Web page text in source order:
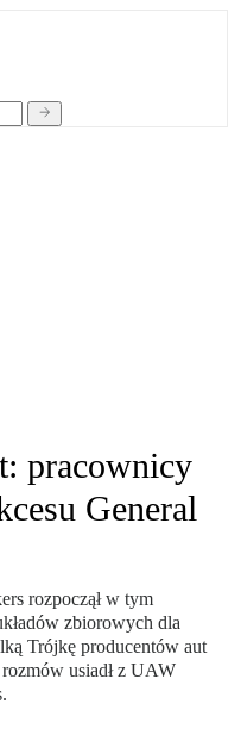
pracownicy
General
rozpoczął w tym
zbiorowych dla
Trójkę producentów aut
usiadł z UAW